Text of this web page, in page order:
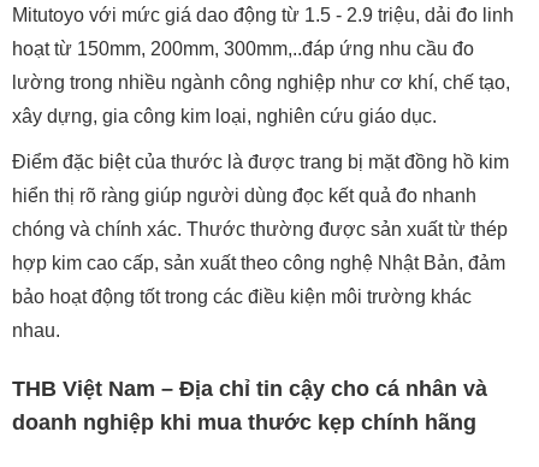
Mitutoyo với mức giá dao động từ 1.5 - 2.9 triệu, dải đo linh
hoạt từ 150mm, 200mm, 300mm,..đáp ứng nhu cầu đo
lường trong nhiều ngành công nghiệp như cơ khí, chế tạo,
xây dựng, gia công kim loại, nghiên cứu giáo dục.
Điểm đặc biệt của thước là được trang bị mặt đồng hồ kim
hiển thị rõ ràng giúp người dùng đọc kết quả đo nhanh
chóng và chính xác. Thước thường được sản xuất từ thép
hợp kim cao cấp, sản xuất theo công nghệ Nhật Bản, đảm
bảo hoạt động tốt trong các điều kiện môi trường khác
nhau.
THB Việt Nam – Địa chỉ tin cậy cho cá nhân và
doanh nghiệp khi mua thước kẹp chính hãng